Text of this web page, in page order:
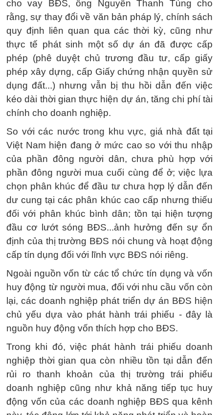
cho vay BĐS, ông Nguyễn Thanh Tùng cho
rằng, sự thay đổi về văn bản pháp lý, chính sách
quy định liên quan qua các thời kỳ, cũng như
thực tế phát sinh một số dự án đã được cấp
phép (phê duyệt chủ trương đầu tư, cấp giấy
phép xây dựng, cấp Giấy chứng nhận quyền sử
dụng đất...) nhưng vẫn bị thu hồi dẫn đến việc
kéo dài thời gian thực hiện dự án, tăng chi phí tài
chính cho doanh nghiệp.
So với các nước trong khu vực, giá nhà đất tại
Việt Nam hiện đang ở mức cao so với thu nhập
của phần đông người dân, chưa phù hợp với
phần đông người mua cuối cùng để ở; việc lựa
chọn phân khúc để đầu tư chưa hợp lý dẫn đến
dư cung tại các phân khúc cao cấp nhưng thiếu
đối với phân khúc bình dân; tồn tại hiện tượng
đầu cơ lướt sóng BĐS...ảnh hưởng đến sự ổn
định của thị trường BĐS nói chung và hoạt động
cấp tín dụng đối với lĩnh vực BĐS nói riêng.
Ngoài nguồn vốn từ các tổ chức tín dụng và vốn
huy động từ người mua, đối với nhu cầu vốn còn
lại, các doanh nghiệp phát triển dự án BĐS hiện
chủ yếu dựa vào phát hành trái phiếu - đây là
nguồn huy động vốn thích hợp cho BĐS.
Trong khi đó, việc phát hành trái phiếu doanh
nghiệp thời gian qua còn nhiều tồn tại dẫn đến
rủi ro thanh khoản của thị trường trái phiếu
doanh nghiệp cũng như khả năng tiếp tục huy
động vốn của các doanh nghiệp BĐS qua kênh